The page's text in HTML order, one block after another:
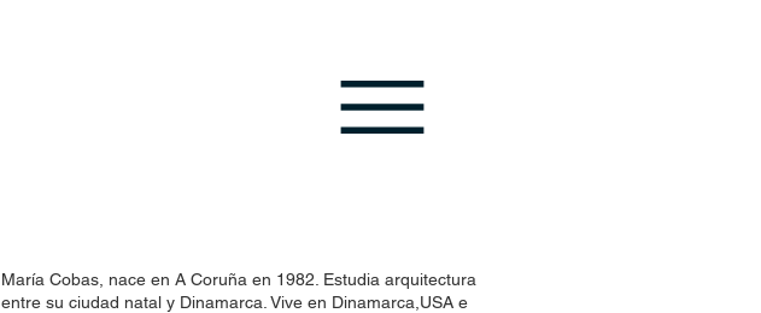
María Cobas, nace en A Coruña en 1982. Estudia arquitectura
entre su ciudad natal y Dinamarca. Vive en Dinamarca,USA e